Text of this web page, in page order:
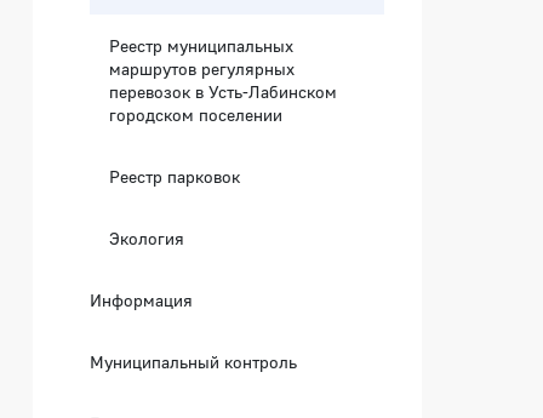
Реестр муниципальных
маршрутов регулярных
перевозок в Усть-Лабинском
городском поселении
Реестр парковок
Экология
Информация
Муниципальный контроль